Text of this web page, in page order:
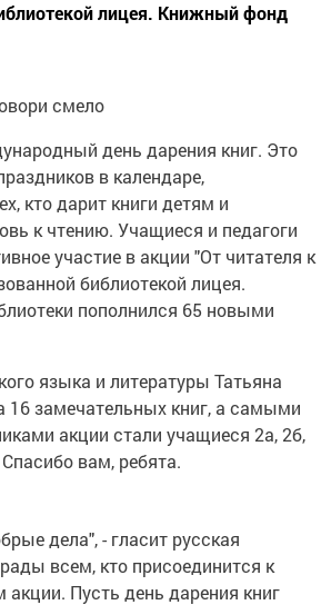
лицея. Книжный фонд
смело
день дарения книг. Это
в календаре,
кто дарит книги детям и
к чтению. Учащиеся и педагоги
участие в акции "От читателя к
библиотекой лицея.
пополнился 65 новыми
языка и литературы Татьяна
16 замечательных книг, а самыми
акции стали учащиеся 2а, 2б,
вам, ребята.
дела", - гласит русская
всем, кто присоединится к
Пусть день дарения книг